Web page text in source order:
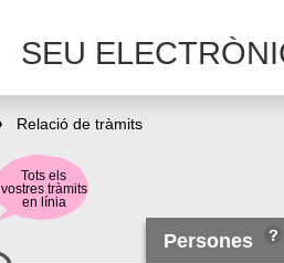
SEU
Relació de tràmits
Persones
Tots els
vostres tràmits
en línia